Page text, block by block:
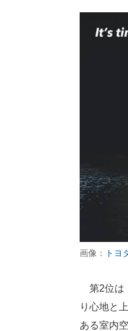
画像： トヨ
第2位は
り心地と
ある室内